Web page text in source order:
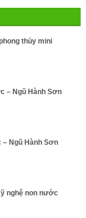
thủy mini
– Ngũ Hành Sơn
Ngũ Hành Sơn
nghệ non nước